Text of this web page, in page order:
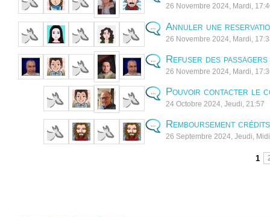
26 Novembre 2024, Mardi,
Annuler une
26 Novembre 2024, Mardi,
Refuser des passagers
26 Novembre 2024, Mardi,
Pouvoir contacter le
24 Octobre 2024, Jeudi, 21:57
Remboursement crédits
26 Septembre 2024, Jeudi,
1